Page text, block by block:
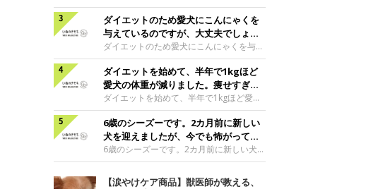
に吐いてしまう症状だと思います。前日の
最後の食事から最も時間の空いてしまう朝
方、犬は空腹を感じ、そろそろごはんだと
いう感覚から、胃の中で胃酸が分泌されま
す。これが空腹の状態で過剰になると犬は
嘔吐して胃液のようなものを吐くことがあ
ります。この場合は、夜ごはんを少し遅く
したり、夜食分をとっておいて、寝る前に
与えたりして、
ぜでしょうか。やめさせたほうがいいので
しょうか。犬は、暇なときやかまってほし
いようなときに肉球を舐める行動をするこ
とがあります。肉球を舐めている時間帯が
ひとりになっているときや夜寝る前であっ
たりはしませんか？ 犬は暇なときやスト
レスがたまったりすると、何かを噛んだり
舐めたりしたいという欲求が生まれます。
その対象が自分の肉球に向くということは
よくあります。こんな場合は愛犬の欲求を
しっかりと満たしてあげることが大切です
が、飼い主さんがかまってあげられないよ
うなときは、何
ダイエットのため愛犬にこんにゃくを
与えているのですが、大丈夫でしょう
か。
ダイエットのため愛犬にこんにゃくを与え
ているのですが、大丈夫でしょうか。こん
にゃくはダイエットには向いていますが、
食べ過ぎはミネラル過多になってしまい尿
石症の原因になってしまうことがあります
ので、尿石症の既往歴がある犬は注意しま
しょう。また消化によくないこともあるの
でお腹が弱い犬も注意しましょう。現在与
えている量をかかりつけの獣医師に伝えて
相談してみてもよいかもしれませんね。チ
室 担当獣医師
ダイエットを始めて、半年で1kgほど
愛犬の体重が減りました。痩せすぎで
しょうか。
ダイエットを始めて、半年で1kgほど愛犬
の体重が減りました。痩せすぎでしょう
か。1カ月で減少させる体重を、現在の体
重の1〜2パーセントくらいで進めると、犬
が健康的に減量ができるといわれていま
す。体重が8kg以上の犬であれば、半年で
1kg減量しても問題ありません。もう少し
6歳のシーズーです。2カ月前に新しい
犬を迎えましたが、今でも怖がってい
ます。
6歳のシーズーです。2カ月前に新しい犬を
迎えましたが、今でも怖がっています。先
住犬の性格は社交的ですか？日頃から他の
【涙やけケア商品】獣医師が教える、